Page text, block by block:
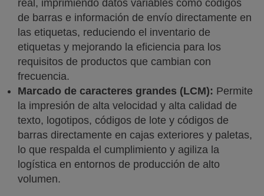
real, imprimiendo datos variables como códigos
de barras e información de envío directamente en
las etiquetas, reduciendo el inventario de
etiquetas y mejorando la eficiencia para los
requisitos de productos que cambian con
frecuencia.
Marcado de caracteres grandes (LCM): Permite
la impresión de alta velocidad y alta calidad de
texto, logotipos, códigos de lote y códigos de
barras directamente en cajas exteriores y paletas,
lo que respalda el cumplimiento y agiliza la
logística en entornos de producción de alto
volumen.